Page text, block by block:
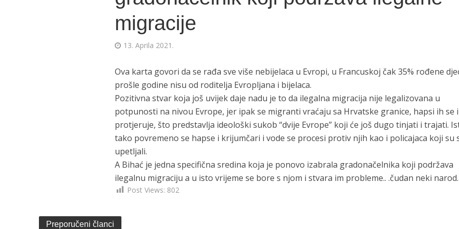
migracije
13. Aprila 2021.
Ova karta govori da se rađa sve više nebijelaca u Evropi, u Francuskoj čak 35% rođene
prošle godine nisu od roditelja Evropljana i bijelaca.
Pozitivna stvar koja još uvijek daje nadu je to da ilegalna migracija nije legalizovana u
potpunosti na nivou Evrope, jer ipak se migranti vraćaju sa Hrvatske granice, hapsi ih se i
protjeruje, što predstavlja ideološki sukob “dvije Evrope” koji će još dugo tinjati i trajati.
tako povremeno se hapse i krijumčari i vode se procesi protiv njih kao i policajaca koji su
upetljali.
A Bihać je jedna specifična sredina koja je ponovo izabrala gradonačelnika koji podržava
ilegalnu migraciju a u isto vrijeme se bore s njom i stvara im probleme.. .čudan neki narod.
Post Views: 802
Preporučeni članci